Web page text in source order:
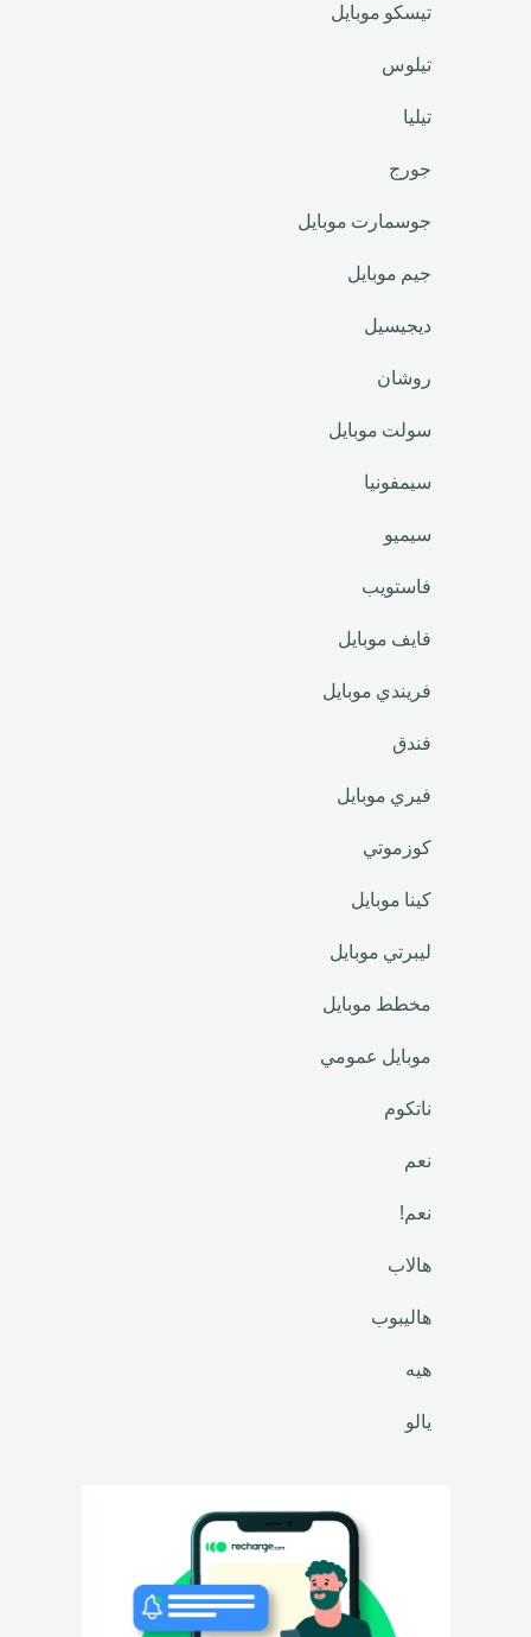
تيسكو موبايل
تيلوس
تيليا
جورج
جوسمارت موبايل
جيم موبايل
ديجيسيل
روشان
سولت موبايل
سيمفونيا
سيميو
فاستويب
فايف موبايل
فريندي موبايل
فندق
فيري موبايل
كوزموتي
كينا موبايل
ليبرتي موبايل
مخطط موبايل
موبايل عمومي
ناتكوم
نعم
نعم!
هالاب
هاليبوب
هيه
يالو